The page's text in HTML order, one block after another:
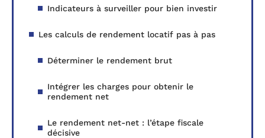
Indicateurs à surveiller pour bien investir
Les calculs de rendement locatif pas à pas
Déterminer le rendement brut
Intégrer les charges pour obtenir le
rendement net
Le rendement net-net : l’étape fiscale
décisive